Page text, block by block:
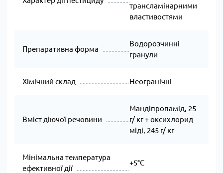
трансламінарними
властивостями
Препаративна форма
Водорозчинні
гранули
Хімічний склад Неогранічні
Вміст діючої речовини
Мандіпропамід, 25
г/ кг + оксихлорид
міді, 245 г/ кг
Мінімальна температура
ефективної дії
+5°С